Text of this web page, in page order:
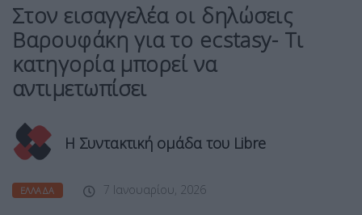
Στον εισαγγελέα οι δηλώσεις
Βαρουφάκη για το ecstasy- Τι
κατηγορία μπορεί να
αντιμετωπίσει
Η Συντακτική ομάδα του Libre
ΕΛΛΆΔΑ 7 Ιανουαρίου, 2026